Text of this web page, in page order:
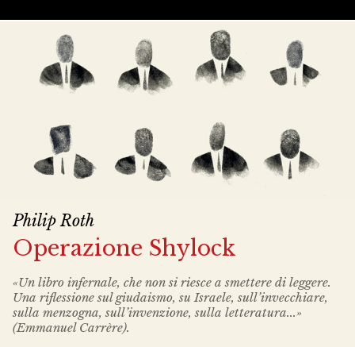
Philip Roth
Operazione Shylock
«Un libro infernale, che non si riesce a smettere di leggere.
Una riflessione sul giudaismo, su Israele, sull’invecchiare,
sulla menzogna, sull’invenzione, sulla letteratura...»
(Emmanuel Carrère).